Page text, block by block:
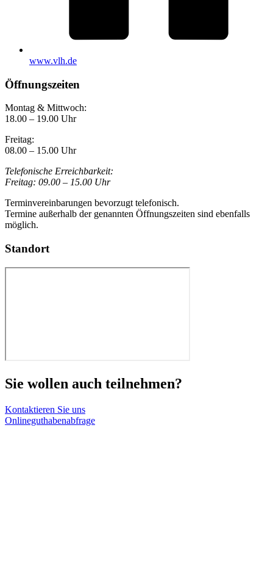
www.vlh.de
Öffnungszeiten
Montag & Mittwoch:
18.00 – 19.00 Uhr
Freitag:
08.00 – 15.00 Uhr
Telefonische Erreichbarkeit:
Freitag: 09.00 – 15.00 Uhr
Terminvereinbarungen bevorzugt telefonisch.
Termine außerhalb der genannten Öffnungszeiten sind ebenfalls
möglich.
Standort
Sie wollen auch teilnehmen?
Kontaktieren Sie uns
Onlineguthabenabfrage